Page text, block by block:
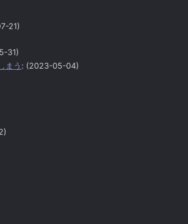
21)
31)
まう : (2023-05-04)